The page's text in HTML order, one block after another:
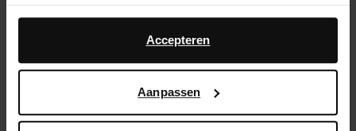
Daarnaast werken wij samen met Google voor
advertentie- en meetdoeleinden. Meer informatie over
hoe Google uw persoonsgegevens gebruikt, vindt u op
Accepteren
Aanpassen
Klantenservice
Verzending & levering
Ruilen & retourneren
Brandstores